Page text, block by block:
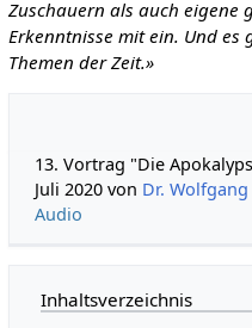
Zuschauern als auch eigene
Erkenntnisse mit ein. Und es
Themen der Zeit.»
13. Vortrag "Die
Juli 2020 von Dr. Wolfgang
Audio
Inhaltsverzeichnis